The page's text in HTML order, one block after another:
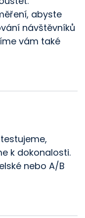
abyste
návštěvníků
vám také
k dokonalosti.
nebo A/B